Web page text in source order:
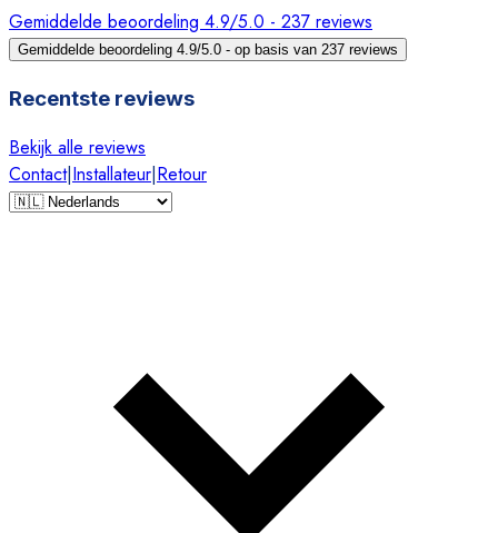
Gemiddelde beoordeling 4.9/5.0 - 237 reviews
Gemiddelde beoordeling 4.9/5.0 - op basis van 237 reviews
Recentste reviews
Bekijk alle reviews
Contact|Installateur|Retour